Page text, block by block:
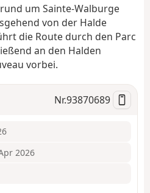
t
um Sainte-Walburge
von der Halde
die Route durch den Parc
an den Halden
vorbei.
Nr.93870689
2026